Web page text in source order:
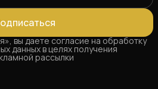
вы даете согласие на обработку
данных в целях получения
рассылки